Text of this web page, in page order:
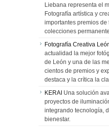
Liebana representa el
Fotografía artística y
importantes premios
colecciones
Fotografía Creativa
actualidad la mejor
de León y una de las
cientos de premios y
destaca y la crítica la
KERAI Una solución
proyectos de
integrando tecnología,
bienestar.